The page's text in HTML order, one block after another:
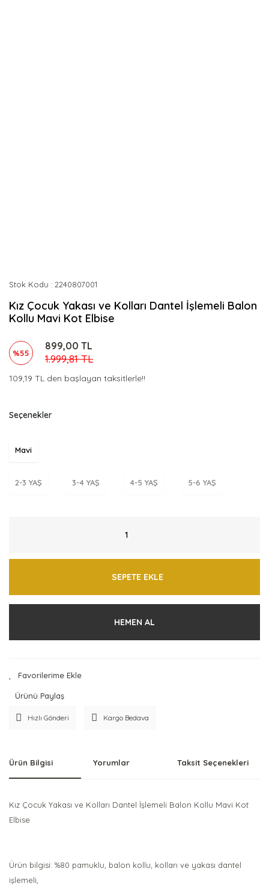
Stok Kodu 2240807001
Kız Çocuk Yakası ve Kolları Dantel İşlemeli Balon
Kollu Mavi Kot Elbise
%55
899,00 TL
1.999,81 TL
109,19 TL den başlayan taksitlerle!!
Seçenekler
Mavi
2-3 YAŞ 3-4 YAŞ 4-5 YAŞ 5-6 YAŞ
SEPETE EKLE
HEMEN AL
Ürünü Paylaş
Hızlı Gönderi Kargo Bedava
Ürün Bilgisi Yorumlar Taksit Seçenekleri
Kız Çocuk Yakası ve Kolları Dantel İşlemeli Balon Kollu Mavi Kot
Elbise
Ürün bilgisi: %80 pamuklu, balon kollu, kolları ve yakası dantel
işlemeli,